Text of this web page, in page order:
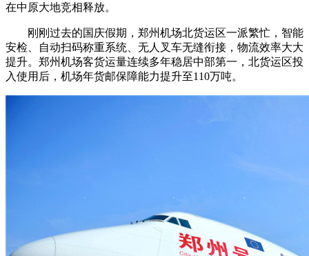
在中原大地竞相释放。
刚刚过去的国庆假期，郑州机场北货运区一派繁忙，智能
安检、自动扫码称重系统、无人叉车无缝衔接，物流效率大大
提升。郑州机场客货运量连续多年稳居中部第一，北货运区投
入使用后，机场年货邮保障能力提升至110万吨。